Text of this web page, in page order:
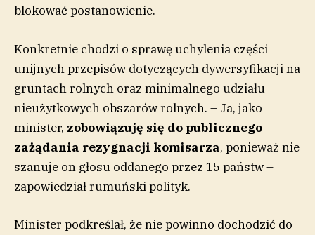
blokować postanowienie.
Konkretnie chodzi o sprawę uchylenia części
unijnych przepisów dotyczących dywersyfikacji na
gruntach rolnych oraz minimalnego udziału
nieużytkowych obszarów rolnych. – Ja, jako
minister, zobowiązuję się do publicznego
zażądania rezygnacji komisarza, ponieważ nie
szanuje on głosu oddanego przez 15 państw –
zapowiedział rumuński polityk.
Minister podkreślał, że nie powinno dochodzić do